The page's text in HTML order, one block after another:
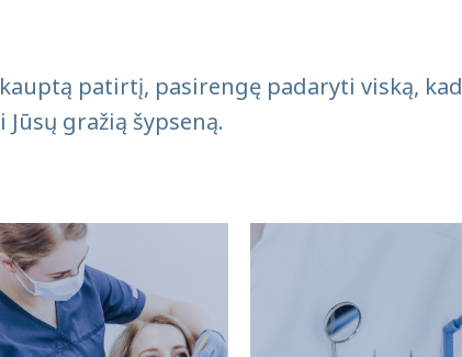
patirtį, pasirengę padaryti viską, kad
gražią šypseną.